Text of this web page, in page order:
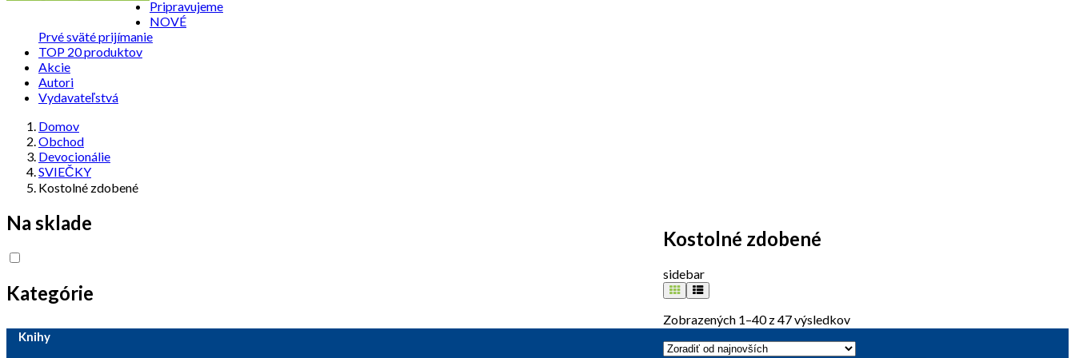
Pripravujeme
NOVÉ
Prvé sväté prijímanie
TOP 20 produktov
Akcie
Autori
Vydavateľstvá
Domov
Obchod
Devocionálie
SVIEČKY
Kostolné zdobené
Kostolné zdobené
sidebar
Zobrazených 1–40 z 47 výsledkov
Na sklade
Kategórie
Knihy